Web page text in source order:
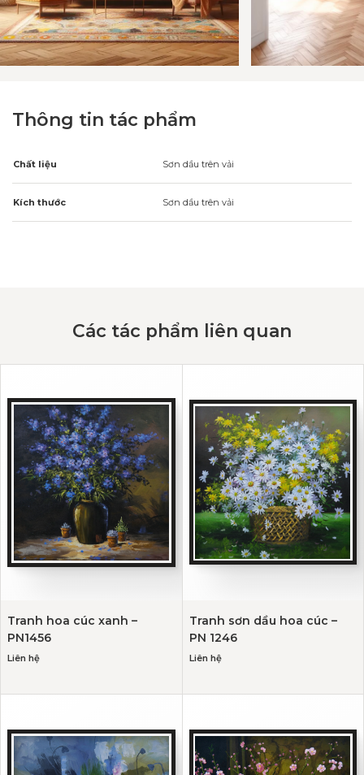
Thông tin tác phẩm
Chất liệu Sơn dầu trên vải
Kích thước Sơn dầu trên vải
Các tác phẩm liên quan
Tranh hoa cúc xanh –
PN1456
Liên hệ
Tranh sơn dầu hoa cúc –
PN 1246
Liên hệ